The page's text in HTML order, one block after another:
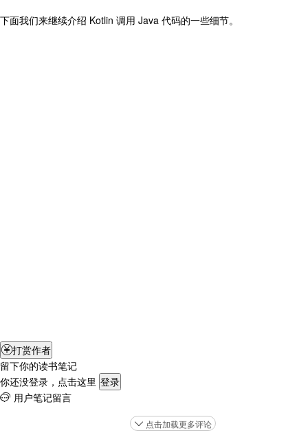
下面我们来继续介绍 Kotlin 调用 Java 代码的一些细节。
打赏作者
留下你的读书笔记
你还没登录，点击这里 登录
 用户笔记留言
 点击加载更多评论